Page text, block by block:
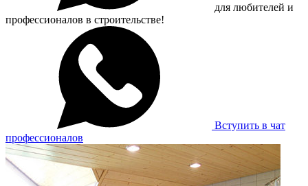
для любителей и
профессионалов в строительстве!
Вступить в чат
профессионалов